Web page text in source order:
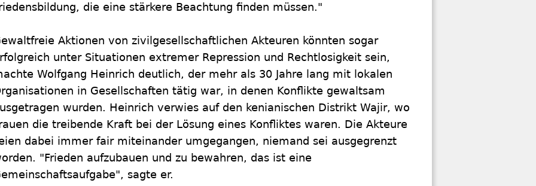
die eine stärkere Beachtung finden müssen."
Aktionen von zivilgesellschaftlichen Akteuren könnten sogar
unter Situationen extremer Repression und Rechtlosigkeit sein,
Wolfgang Heinrich deutlich, der mehr als 30 Jahre lang mit lokalen
in Gesellschaften tätig war, in denen Konflikte gewaltsam
wurden. Heinrich verwies auf den kenianischen Distrikt Wajir, wo
die treibende Kraft bei der Lösung eines Konfliktes waren. Die Akteure
dabei immer fair miteinander umgegangen, niemand sei ausgegrenzt
"Frieden aufzubauen und zu bewahren, das ist eine
sagte er.